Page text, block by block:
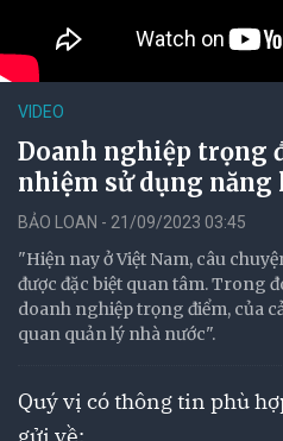
VIDEO
Doanh nghiệp trọng
nhiệm sử dụng năng
BẢO LOAN - 21/09/2023 03:45
"Hiện nay ở Việt Nam, câu
được đặc biệt quan tâm. Trong
doanh nghiệp trọng điểm, của
quan quản lý nhà nước".
Quý vị có thông tin phù